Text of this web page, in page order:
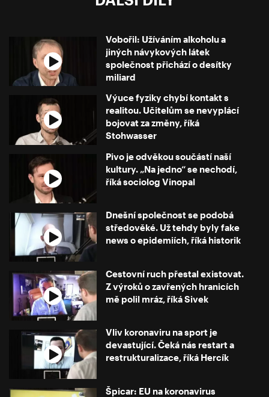
Vobořil: Užíváním alkoholu a
jiných návykových látek
společnost přichází o desítky
miliard
Výuce fyziky chybí kontakt s
realitou. Učitelům se nevyplácí
bojovat za změny, říká
Stohwasser
Pivo je odvěkou součástí naší
kultury. „Na jedno“ se nechodí,
říká sociolog Vinopal
Dnešní společnost se podobá
středověké. Už tehdy byly fake
news o epidemiích, říká historik
Cestovní ruch přestal existovat.
Z výroků o zavřených hranicích
mě polil mráz, říká Sivek
Vliv koronaviru na sport je
devastující. Čeká nás restart a
restrukturalizace, říká Hercík
Špicar: EU na koronavirus